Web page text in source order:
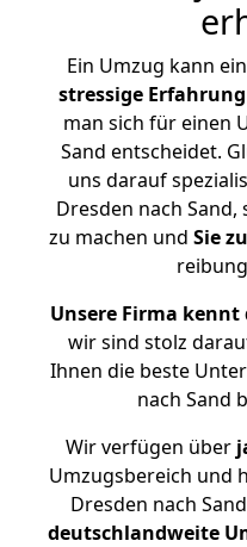
Ein Umzug kann
stressige Erfahrung
man sich für einen
Sand entscheidet.
uns darauf
Dresden nach
zu machen und Sie
Unsere Firma kennt
wir sind stolz
Ihnen die beste
nach Sand
Wir verfügen über
Umzugsbereich und
Dresden nach
deutschlandweite